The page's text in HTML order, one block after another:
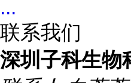
...
联系我们
深圳子科生物